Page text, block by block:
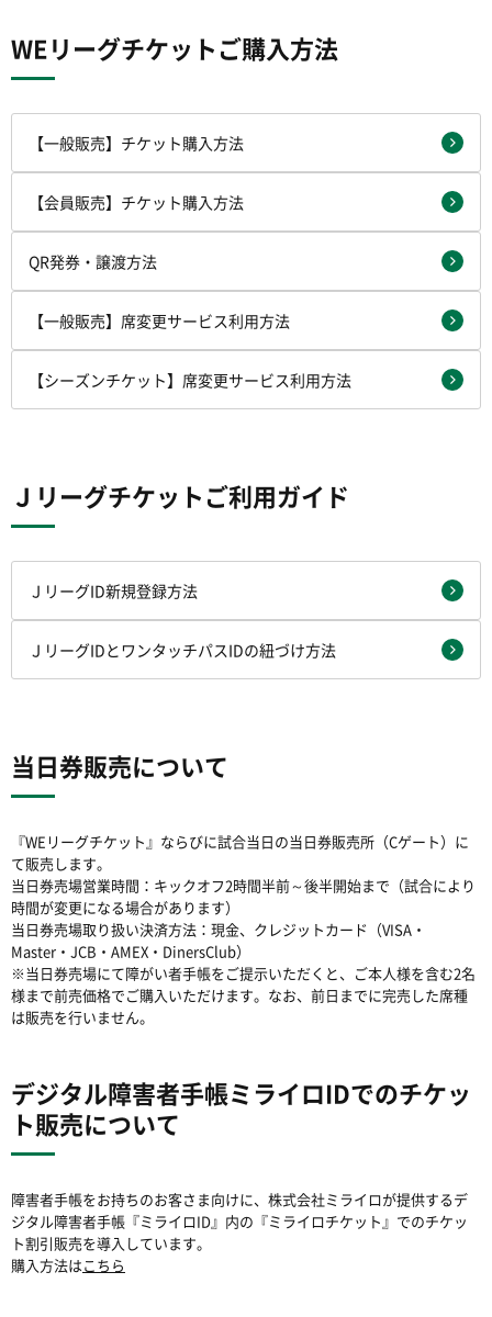
WEリーグチケットご購入方法
【一般販売】チケット購入方法
【会員販売】チケット購入方法
QR発券・譲渡方法
【一般販売】席変更サービス利用方法
【シーズンチケット】席変更サービス利用方法
Ｊリーグチケットご利用ガイド
ＪリーグID新規登録方法
ＪリーグIDとワンタッチパスIDの紐づけ方法
当日券販売について
『WEリーグチケット』ならびに試合当日の当日券販売所（Cゲート）に
て販売します。
当日券売場営業時間：キックオフ2時間半前～後半開始まで（試合により
時間が変更になる場合があります）
当日券売場取り扱い決済方法：現金、クレジットカード（VISA・
Master・JCB・AMEX・DinersClub）
※当日券売場にて障がい者手帳をご提示いただくと、ご本人様を含む2名
様まで前売価格でご購入いただけます。なお、前日までに完売した席種
は販売を行いません。
デジタル障害者手帳ミライロIDでのチケッ
ト販売について
障害者手帳をお持ちのお客さま向けに、株式会社ミライロが提供するデ
ジタル障害者手帳『ミライロID』内の『ミライロチケット』でのチケッ
ト割引販売を導入しています。
購入方法はこちら